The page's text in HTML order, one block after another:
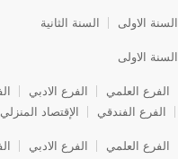
السنة الاولى السنة الثانية
السنة الاولى
الفرع العلمي الفرع الادبي
الفرع الفندقي الإقتصاد المنزلي
الفرع العلمي الفرع الادبي